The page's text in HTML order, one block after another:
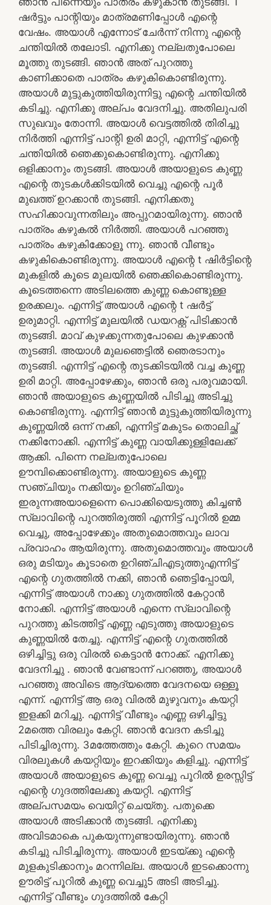
ഷർട്ടും പാന്റിയും മാത്രമണിപ്പോൾ എന്റെ
വേഷം. അയാൾ എന്നോട് ചേർന്ന് നിന്നു എന്റെ
ചന്തിയിൽ തലോടി. എനിക്കു നല്ലതുപോലെ
മൂത്തു തുടങ്ങി. ഞാൻ അത് പുറത്തു
കാണിക്കാതെ പാത്രം കഴുകികൊണ്ടിരുന്നു.
അയാൾ മുട്ടുകുത്തിയിരുന്നിട്ടു എന്റെ ചന്തിയിൽ
കടിച്ചു. എനിക്കു അല്പം വേദനിച്ചു. അതിലുപരി
സുഖവും തോന്നി. അയാൾ വെട്ടത്തിൽ തിരിച്ചു
നിർത്തി എന്നിട്ട് പാന്റി ഉരി മാറ്റി, എന്നിട്ട് എന്റെ
ചന്തിയിൽ ഞെക്കുകൊണ്ടിരുന്നു. എനിക്കു
ഒളിക്കാനും തുടങ്ങി. അയാൾ അയാളുടെ കുണ്ണ
എന്റെ തുടകൾക്കിടയിൽ വെച്ചു എന്റെ പൂർ
മുഖത്ത് ഉറക്കാൻ തുടങ്ങി. എനിക്കതു
സഹിക്കാവുന്നതിലും അപ്പുറമായിരുന്നു. ഞാൻ
പാത്രം കഴുകൽ നിർത്തി. അയാൾ പറഞ്ഞു
പാത്രം കഴുകിക്കോളൂ ന്നു. ഞാൻ വീണ്ടും
കഴുകികൊണ്ടിരുന്നു. അയാൾ എന്റെ t ഷിർട്ടിന്റെ
മുകളിൽ കൂടെ മുലയിൽ ഞെക്കികൊണ്ടിരുന്നു.
കൂടെത്തന്നെ അടിലത്തെ കുണ്ണ കൊണ്ടുള്ള
ഉരക്കലും. എന്നിട്ട് അയാൾ എന്റെ t ഷർട്ട്‌
ഉരുമാറ്റി. എന്നിട്ട് മുലയിൽ ഡയറക്റ്റ് പിടിക്കാൻ
തുടങ്ങി. മാവ് കുഴക്കുന്നതുപോലെ കുഴക്കാൻ
തുടങ്ങി. അയാൾ മുലഞെട്ടിൽ ഞെരടാനും
തുടങ്ങി. എന്നിട്ട് എന്റെ തുടക്കിടയിൽ വച്ച കുണ്ണ
ഉരി മാറ്റി. അപ്പോഴേക്കും, ഞാൻ ഒരു പരുവമായി.
ഞാൻ അയാളുടെ കുണ്ണയിൽ പിടിച്ചു അടിച്ചു
കൊണ്ടിരുന്നു. എന്നിട്ട് ഞാൻ മുട്ടുകുത്തിയിരുന്നു
കുണ്ണയിൽ ഒന്ന് നക്കി, എന്നിട്ട് മകുടം തൊലിച്ഛ്
നക്കിനോക്കി. എന്നിട്ട് കുണ്ണ വായിക്കുള്ളിലേക്ക്
ആക്കി. പിന്നെ നല്ലതുപോലെ
ഊമ്പിക്കൊണ്ടിരുന്നു. അയാളുടെ കുണ്ണ
സഞ്ചിയും നക്കിയും ഉറിഞ്ചിയും
ഇരുന്നഅയാളെന്നെ പൊക്കിയെടുത്തു കിച്ചൺ
സ്ലാവിന്റെ പുറത്തിരുത്തി എന്നിട്ട് പൂറിൽ ഉമ്മ
വെച്ചു, അപ്പോഴേക്കും അതുമൊത്തവും ലാവ
പ്രവാഹം ആയിരുന്നു. അതുമൊത്തവും അയാൾ
ഒരു മടിയും കൂടാതെ ഉറിഞ്ചിഎടുത്തുഎന്നിട്ട്
എന്റെ ഗുതത്തിൽ നക്കി, ഞാൻ ഞെട്ടിപ്പോയി,
എന്നിട്ട് അയാൾ നാക്കു ഗുതത്തിൽ കേറ്റാൻ
നോക്കി. എന്നിട്ട് അയാൾ എന്നെ സ്ലാവിന്റെ
പുറത്തു കിടത്തിട്ട് എണ്ണ എടുത്തു അയാളുടെ
കുണ്ണയിൽ തേച്ചു. എന്നിട്ട് എന്റെ ഗുതത്തിൽ
ഒഴിച്ചിട്ടു ഒരു വിരൽ കെട്ടാൻ നോക്ക്. എനിക്കു
വേദനിച്ചു . ഞാൻ വേണ്ടാന്ന് പറഞ്ഞു, അയാൾ
പറഞ്ഞു അവിടെ ആദ്യത്തെ വേദനയെ ഒള്ളൂ
എന്ന്. എന്നിട്ട് ആ ഒരു വിരൽ മുഴുവനും കയറ്റി
ഇളക്കി മറിച്ചു. എന്നിട്ട് വീണ്ടും എണ്ണ ഒഴിച്ചിട്ടു
2മത്തെ വിരലും കേറ്റി. ഞാൻ വേദന കടിച്ചു
പിടിച്ചിരുന്നു. 3മത്തേത്തും കേറ്റി. കുറെ സമയം
വിരലുകൾ കയറ്റിയും ഇറക്കിയും കളിച്ചു. എന്നിട്ട്
അയാൾ അയാളുടെ കുണ്ണ വെച്ചു പൂറിൽ ഉരസ്സിട്ട്
എന്റെ ഗുദത്തിലേക്കു കയറ്റി. എന്നിട്ട്
അല്പസമയം വെയിറ്റ് ചെയ്തു. പതുക്കെ
അയാൾ അടിക്കാൻ തുടങ്ങി. എനിക്കു
അവിടമാകെ പുകയുന്നുണ്ടായിരുന്നു. ഞാൻ
കടിച്ചു പിടിച്ചിരുന്നു. അയാൾ ഇടയ്ക്കു എന്റെ
മുളകുടിക്കാനും മറന്നില്ല. അയാൾ ഇടക്കൊന്നു
ഊരിട്ട് പൂറിൽ കുണ്ണ വെച്ചു5 അടി അടിച്ചു.
എന്നിട്ട് വീണ്ടും ഗുദത്തിൽ കേറ്റി